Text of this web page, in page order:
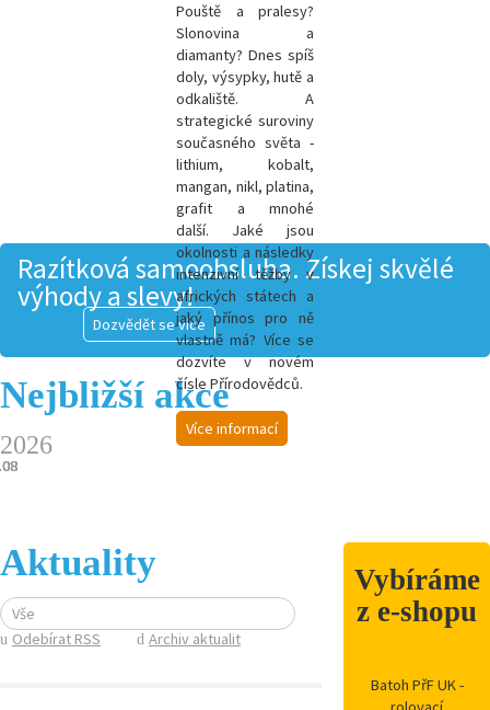
Pouště a pralesy?
Slonovina a
diamanty? Dnes spíš
doly, výsypky, hutě a
odkaliště. A
strategické suroviny
současného světa -
lithium, kobalt,
mangan, nikl, platina,
grafit a mnohé
další. Jaké jsou
okolnosti a následky
intenzivní těžby v
afrických státech a
jaký přínos pro ně
vlastně má? Více se
dozvíte v novém
čísle Přírodovědců.
Více informací
Razítková samoobsluha. Získej skvělé
výhody a slevy!
Dozvědět se více
Nejbližší akce
2026
Aktuality
Vše
Odebírat RSS
Archiv aktualit
Vybíráme
z e-shopu
Batoh PřF UK -